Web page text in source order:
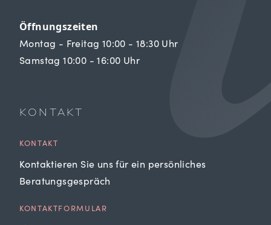
Öffnungszeiten
Montag - Freitag 10:00 - 18:30 Uhr
Samstag 10:00 - 16:00 Uhr
KONTAKT
KONTAKT
Kontaktieren Sie uns für ein persönliches
Beratungsgespräch
KONTAKTFORMULAR